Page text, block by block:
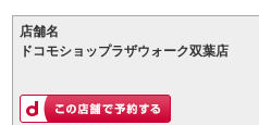
店舗名
ドコモショップラザウォーク双葉店